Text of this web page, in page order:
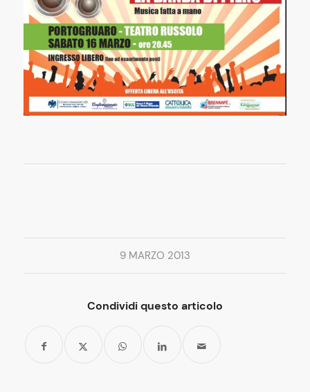
9 MARZO 2013
Condividi questo articolo